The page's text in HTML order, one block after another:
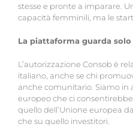
stesse e pronte a imparare.
capacità femminili, ma le
La piattaforma guarda
L’autorizzazione Consob è
italiano, anche se chi
anche comunitario. Siamo in
europeo che ci
quello dell’Unione europea
che su quello investitori.